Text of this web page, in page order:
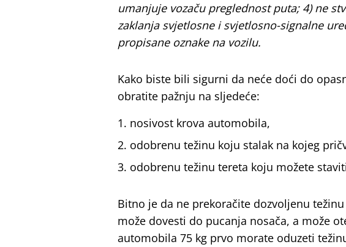
umanjuje vozaču preglednost puta; 4) ne
zaklanja svjetlosne i svjetlosno-signalne
propisane oznake na vozilu.
Kako biste bili sigurni da neće doći do
obratite pažnju na sljedeće:
nosivost krova automobila,
odobrenu težinu koju stalak na kojeg
odobrenu težinu tereta koju možete
Bitno je da ne prekoračite dozvoljenu
može dovesti do pucanja nosača, a može
automobila 75 kg prvo morate oduzeti